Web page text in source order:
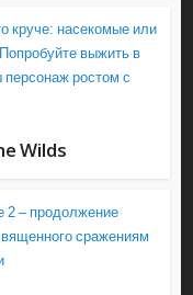
круче: насекомые или
выжить в
персонаж ростом с
Wilds
2 – продолжение
сражениям